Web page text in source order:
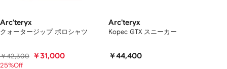
Arc'teryx
クォータージップ ポロシャツ
￥42,300 ￥31,000
25%Off
Arc'teryx
Kopec GTX スニーカー
￥44,400